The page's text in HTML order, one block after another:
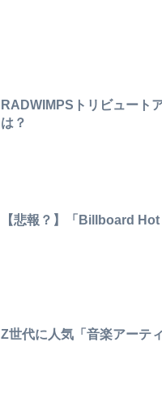
RADWIMPSトリビュート
は？
【悲報？】「Billboard
Z世代に人気「音楽アーテ